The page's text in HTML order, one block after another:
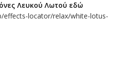
Λευκού Λωτού εδώ
effects-locator/relax/white-lotus-